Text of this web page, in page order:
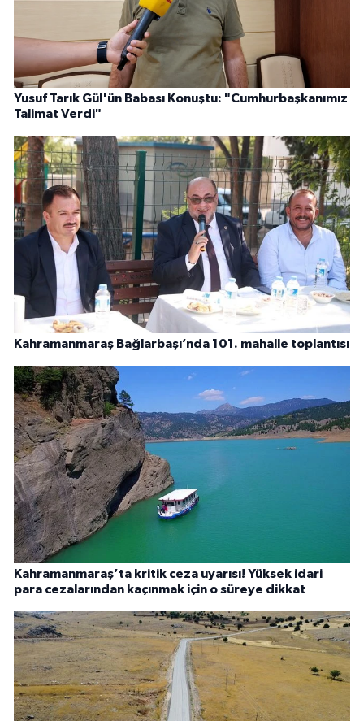
Yusuf Tarık Gül'ün Babası Konuştu: "Cumhurbaşkanımız
Talimat Verdi"
Kahramanmaraş Bağlarbaşı’nda 101. mahalle toplantısı
Kahramanmaraş’ta kritik ceza uyarısı! Yüksek idari
para cezalarından kaçınmak için o süreye dikkat